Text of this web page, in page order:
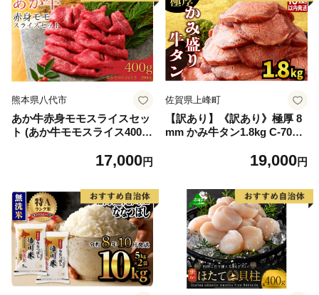
熊本県八代市
あか牛赤身モモスライスセッ
ト (あか牛モモスライス400
17,000円
佐賀県上峰町
【訳あり】《訳あり》極厚 8
mm かみ牛タン1.8kg C-709-
19,000円